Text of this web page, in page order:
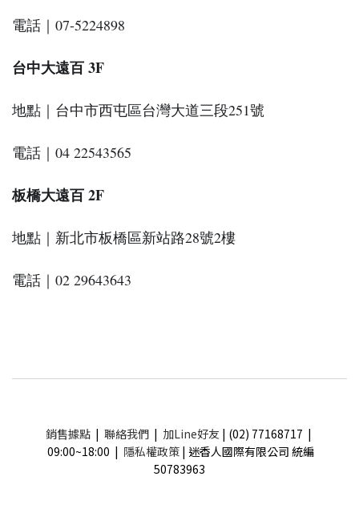
電話｜07-5224898
台中大遠百 3F
地點｜台中市西屯區台灣大道三段251號
電話｜04 22543565
板橋大遠百 2F
地點｜新北市板橋區新站路28號2樓
電話｜02 29643643
銷售據點| 聯絡我們| 加Line好友 | (02) 77168717 |
09:00~18:00 | 隱私權政策 | 迷香人國際有限公司 統編
50783963